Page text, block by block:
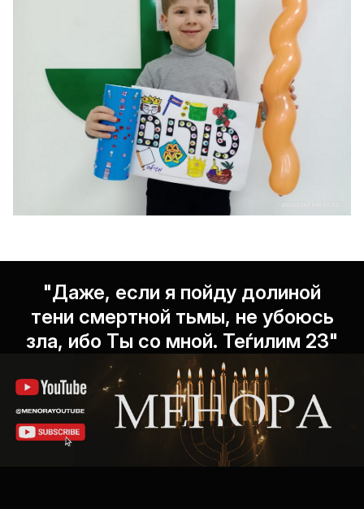
"Даже, если я пойду долиной
тени смертной тьмы, не убоюсь
зла, ибо Ты со мной. Теѓилим 23"